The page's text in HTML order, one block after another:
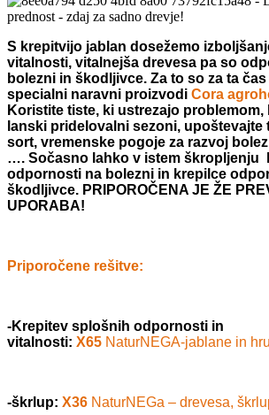
S krepitvijo jablan dosežemo
vitalnosti, vitalnejša drevesa pa so
bolezni in škodljivce. Za to so za ta
specialni naravni proizvodi Cora
Koristite tiste, ki ustrezajo problemom,
lanski pridelovalni sezoni,
sort, vremenske pogoje za razvoj
…. Sočasno lahko v istem škropljenju
odpornosti na bolezni in krepilce
škodljivce. PRIPOROČENA JE ŽE
UPORABA!
Priporočene rešitve:
-Krepitev splošnih odpornosti in
vitalnosti: X65 NaturNEGA-jablane in
-škrlup: X36 NaturNEGa – drevesa,